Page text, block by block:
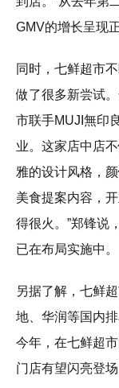
GMV的增长呈现
同时，七鲜超市
做了很多新尝试
市联手MUJI無印
业。这家店中店
雅的设计风格，
美食提案内容，
得很火。”郑锋说
已在布局实施中。
另据了解，七鲜
地、华润等国内
今年，在七鲜超
门店有望闪亮登场